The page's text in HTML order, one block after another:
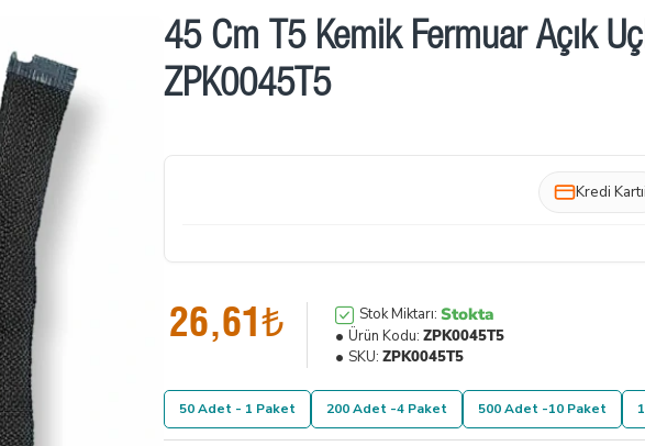
45 Cm T5 Kemik Fermuar Açık
ZPK0045T5
Kredi Kartıi
26,61₺ Stok Miktarı: Stokta
Ürün Kodu: ZPK0045T5
SKU: ZPK0045T5
50 Adet - 1 Paket 200 Adet -4 Paket 500 Adet -10 Paket